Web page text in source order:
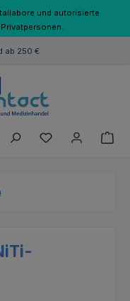
und autorisierte
ab 250 €
Du hast 0